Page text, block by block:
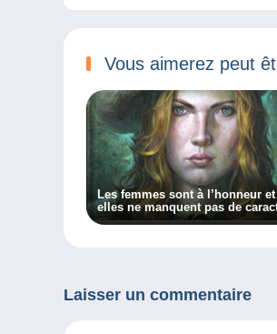
Vous aimerez peut
Les femmes sont à l’honneur et
elles ne manquent pas de
dans ma chronique sur BXFM !
Laisser un commentaire